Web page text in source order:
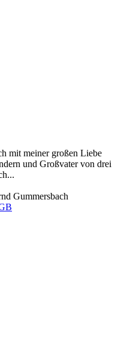
mit meiner großen Liebe
und Großvater von drei
Gummersbach